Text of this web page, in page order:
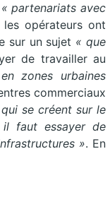
« partenariats avec
les opérateurs ont
sur un sujet « que
de travailler au
zones urbaines
commerciaux
se créent sur le
il faut essayer de
». En